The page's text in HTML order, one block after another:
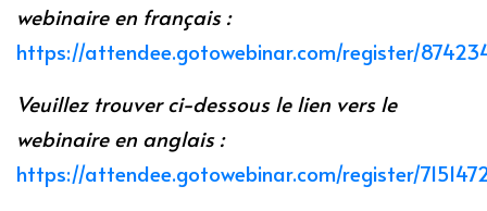
webinaire en français :
https://attendee.gotowebinar.com/register/
Veuillez trouver ci-dessous le lien vers le
webinaire en anglais :
https://attendee.gotowebinar.com/register/